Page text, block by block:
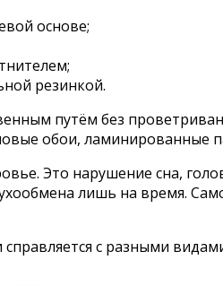
основе;
резинкой.
путём без
обои, ламинированные
Это нарушение сна,
лишь на время.